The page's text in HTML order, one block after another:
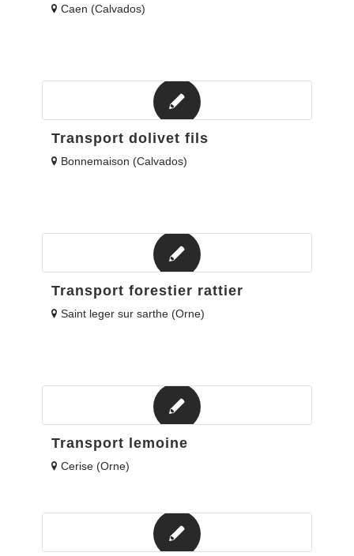
Caen (Calvados)
Transport dolivet fils
Bonnemaison (Calvados)
Transport forestier rattier
Saint leger sur sarthe (Orne)
Transport lemoine
Cerise (Orne)